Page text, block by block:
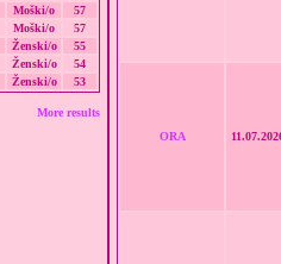
Moški/o
57
Moški/o
57
Ženski/o
55
Ženski/o
54
Ženski/o 53
More results
ORA